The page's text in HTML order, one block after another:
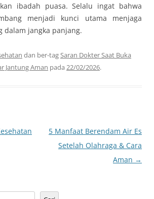
ibadah puasa. Selalu ingat bahwa
menjadi kunci utama menjaga
dalam jangka panjang.
dan ber-tagSaran Dokter Saat Buka
Jantung Aman pada 22/02/2026.
5 Manfaat Berendam Air Es
Setelah Olahraga & Cara
Aman →